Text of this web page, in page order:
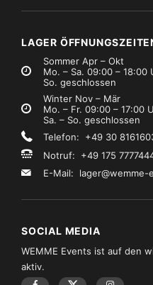
LAGER
Sommer Apr – Okt
Mo. – Sa. 09:00 – 18:00
So. geschlossen
Winter Nov – Mär
Mo. – Fr. 09:00 – 17:00
Sa. – So. geschlossen
Telefon: +49 30
Notruf: +49 175
E-Mail: lager@wemme-
SOCIAL MEDIA
WEMME Events ist auf den
aktiv.